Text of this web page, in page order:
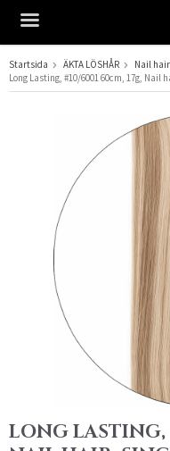
Produkten
Startsida ÄKTA LÖSHÅR Nail hair
Long Lasting, #10/6001 60cm, 17g, Nail
LONG LASTING,